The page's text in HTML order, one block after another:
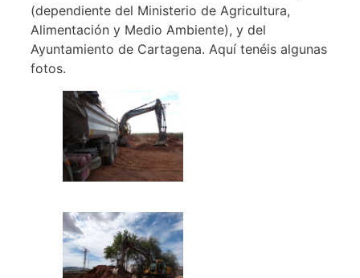
(dependiente del Ministerio de Agricultura,
Alimentación y Medio Ambiente), y del
Ayuntamiento de Cartagena. Aquí tenéis algunas
fotos.